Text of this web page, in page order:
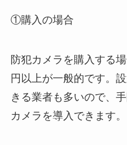
①購入の場合
防犯カメラを購入する
円以上が一般的です。
きる業者も多いので、
カメラを導入できます。